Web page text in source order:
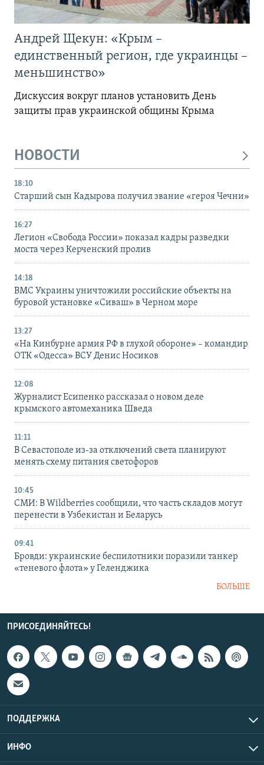
Андрей Щекун: «Крым –
единственный регион, где украинцы –
меньшинство»
Дискуссия вокруг планов установить День
защиты прав украинской общины Крыма
НОВОСТИ
18:10
Старший сын Кадырова получил звание «героя Чечни»
16:27
Легион «Свобода России» показал кадры разведки
моста через Керченский пролив
14:18
ВМС Украины уничтожили российские объекты на
буровой установке «Сиваш» в Черном море
13:27
«На Кинбурне армия РФ в глухой обороне» – командир
ОТК «Одесса» ВСУ Денис Носиков
12:08
Журналист Есипенко рассказал о новом деле
крымского автомеханика Шведа
11:11
В Севастополе из-за отключений света планируют
менять схему питания светофоров
10:45
СМИ: В Wildberries сообщили, что часть складов могут
перенести в Узбекистан и Беларусь
09:41
Бровди: украинские беспилотники поразили танкер
«теневого флота» у Геленджика
БОЛЬШЕ
ПРИСОЕДИНЯЙТЕСЬ!
ПОДДЕРЖКА
ИНФО